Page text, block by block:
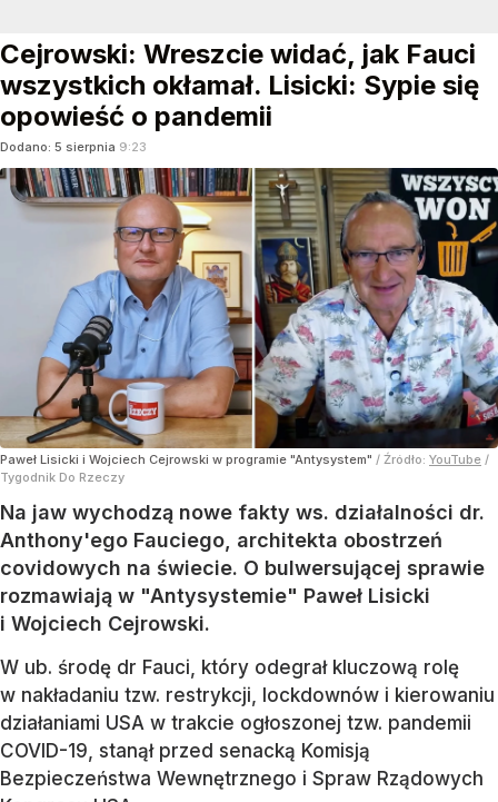
Cejrowski: Wreszcie widać, jak Fauci
wszystkich okłamał. Lisicki: Sypie się
opowieść o pandemii
Dodano: 5 sierpnia 9:23
Paweł Lisicki i Wojciech Cejrowski w programie "Antysystem" / Źródło: YouTube /
Tygodnik Do Rzeczy
Na jaw wychodzą nowe fakty ws. działalności dr.
Anthony'ego Fauciego, architekta obostrzeń
covidowych na świecie. O bulwersującej sprawie
rozmawiają w "Antysystemie" Paweł Lisicki
i Wojciech Cejrowski.
W ub. środę dr Fauci, który odegrał kluczową rolę
w nakładaniu tzw. restrykcji, lockdownów i kierowaniu
działaniami USA w trakcie ogłoszonej tzw. pandemii
COVID-19, stanął przed senacką Komisją
Bezpieczeństwa Wewnętrznego i Spraw Rządowych